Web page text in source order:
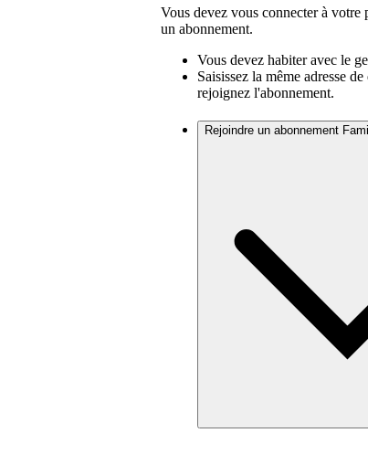
Vous devez vous connecter à
un abonnement.
Vous devez habiter avec le
Saisissez la même adresse
rejoignez l'abonnement.
Rejoindre un abonnement